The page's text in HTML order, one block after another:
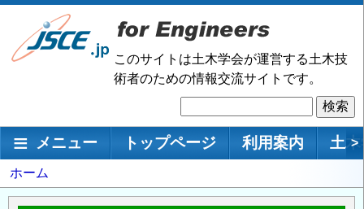
メ
ン
移
このサイトは土木学会が運営する土木技
術者のための情報交流サイトです。
索
メインナビゲーション
メニュー トップページ 利用案内 土 >
パ
ン
ホーム